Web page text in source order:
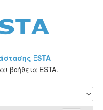
ESTA
βοήθεια ESTA.